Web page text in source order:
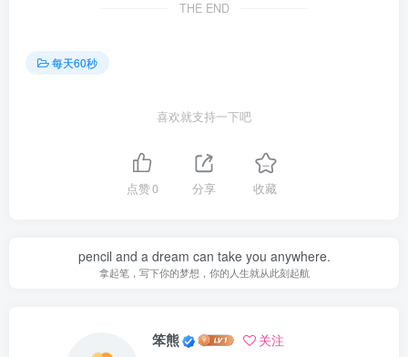
THE END
每天60秒
喜欢就支持一下吧
点赞0 分享 收藏
pencil and a dream can take you anywhere.
拿起笔，写下你的梦想，你的人生就从此刻起航
笨熊 关注